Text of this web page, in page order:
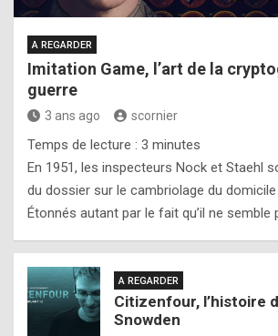
A REGARDER
Imitation Game, l’art de la
guerre
3 ans ago scornier
Temps de lecture : 3 minutes
En 1951, les inspecteurs Nock et Staehl
du dossier sur le cambriolage du domicile
Étonnés autant par le fait qu’il ne semble
A REGARDER
Citizenfour, l’histoire
Snowden